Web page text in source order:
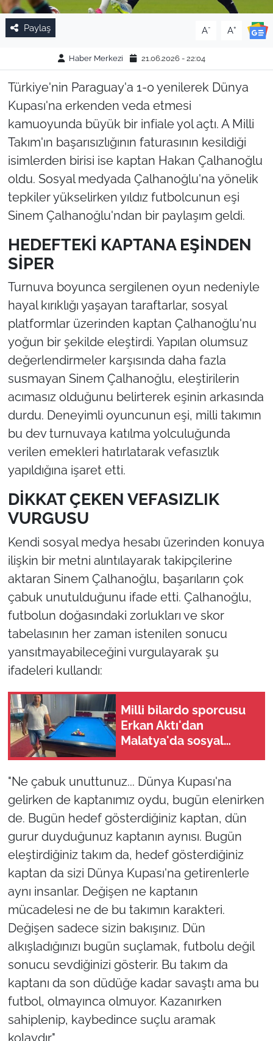
Paylaş A- A+
Haber Merkezi 21.06.2026 - 22:04
Türkiye'nin Paraguay'a 1-0 yenilerek Dünya
Kupası'na erkenden veda etmesi
kamuoyunda büyük bir infiale yol açtı. A Milli
Takım'ın başarısızlığının faturasının kesildiği
isimlerden birisi ise kaptan Hakan Çalhanoğlu
oldu. Sosyal medyada Çalhanoğlu'na yönelik
tepkiler yükselirken yıldız futbolcunun eşi
Sinem Çalhanoğlu'ndan bir paylaşım geldi.
HEDEFTEKİ KAPTANA EŞİNDEN
SİPER
Turnuva boyunca sergilenen oyun nedeniyle
hayal kırıklığı yaşayan taraftarlar, sosyal
platformlar üzerinden kaptan Çalhanoğlu'nu
yoğun bir şekilde eleştirdi. Yapılan olumsuz
değerlendirmeler karşısında daha fazla
susmayan Sinem Çalhanoğlu, eleştirilerin
acımasız olduğunu belirterek eşinin arkasında
durdu. Deneyimli oyuncunun eşi, milli takımın
bu dev turnuvaya katılma yolculuğunda
verilen emekleri hatırlatarak vefasızlık
yapıldığına işaret etti.
DİKKAT ÇEKEN VEFASIZLIK
VURGUSU
Kendi sosyal medya hesabı üzerinden konuya
ilişkin bir metni alıntılayarak takipçilerine
aktaran Sinem Çalhanoğlu, başarıların çok
çabuk unutulduğunu ifade etti. Çalhanoğlu,
futbolun doğasındaki zorlukları ve skor
tabelasının her zaman istenilen sonucu
yansıtmayabileceğini vurgulayarak şu
ifadeleri kullandı:
Milli bilardo sporcusu
Erkan Aktı'dan
Malatya'da sosyal
"Ne çabuk unuttunuz... Dünya Kupası'na
gelirken de kaptanımız oydu, bugün elenirken
de. Bugün hedef gösterdiğiniz kaptan, dün
gurur duyduğunuz kaptanın aynısı. Bugün
eleştirdiğiniz takım da, hedef gösterdiğiniz
kaptan da sizi Dünya Kupası'na getirenlerle
aynı insanlar. Değişen ne kaptanın
mücadelesi ne de bu takımın karakteri.
Değişen sadece sizin bakışınız. Dün
alkışladığınızı bugün suçlamak, futbolu değil
sonucu sevdiğinizi gösterir. Bu takım da
kaptanı da son düdüğe kadar savaştı ama bu
futbol, olmayınca olmuyor. Kazanırken
sahiplenip, kaybedince suçlu aramak
kolaydır."